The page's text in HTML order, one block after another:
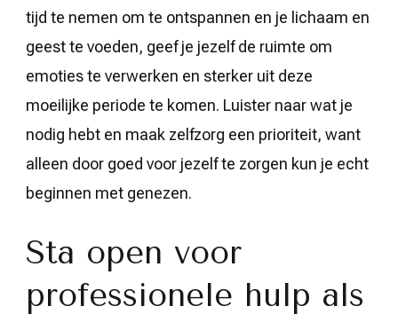
tijd te nemen om te ontspannen en je lichaam en
geest te voeden, geef je jezelf de ruimte om
emoties te verwerken en sterker uit deze
moeilijke periode te komen. Luister naar wat je
nodig hebt en maak zelfzorg een prioriteit, want
alleen door goed voor jezelf te zorgen kun je echt
beginnen met genezen.
Sta open voor
professionele hulp als